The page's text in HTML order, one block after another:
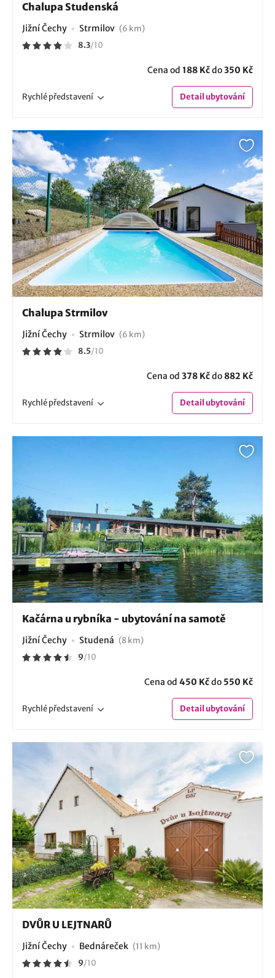
Chalupa Studenská
Jižní Čechy Strmilov (6 km)
8.3/10
Cena od 188 Kčdo350 Kč
Rychlépředstavení Detailubytování
Chalupa Strmilov
Jižní Čechy Strmilov (6 km)
8.5/10
Cena od 378 Kčdo 882 Kč
Rychlépředstavení Detailubytování
Kačárna u rybníka - ubytování na samotě
Jižní Čechy Studená (8 km)
9/10
Cena od 450 Kčdo 550 Kč
Rychlépředstavení Detailubytování
DVŮR U LEJTNARŮ
Jižní Čechy Bednáreček (11 km)
9/10